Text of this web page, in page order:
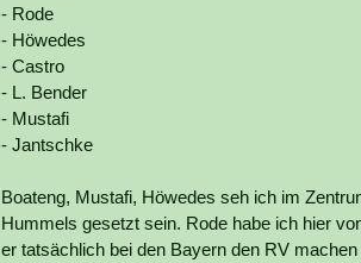
- Rode
- Höwedes
- Castro
- L. Bender
- Mustafi
- Jantschke
Boateng, Mustafi, Höwedes seh ich im
Hummels gesetzt sein. Rode habe ich hier
er tatsächlich bei den Bayern den RV